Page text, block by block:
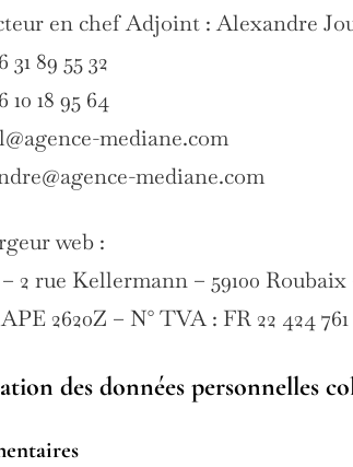
en chef Adjoint : Alexandre
31 89 55 32
10 18 95 64
mediane.com
mediane.com
web :
2 rue Kellermann – 59100
2620Z – N° TVA : FR 22 424 761
des données personnelles